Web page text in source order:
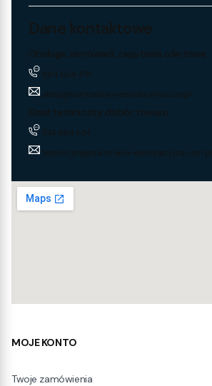
Dane kontaktowe
Obsługa zamówień, zapytania ofertowe
884 024 451
sklep@hurtownia-wentylacyjna.com.pl
Dział techniczny, dobór towaru
574 694 534
techniczny@hurtownia-wentylacyjna.com.pl
Linki w stopce
MOJE KONTO
Twoje zamówienia